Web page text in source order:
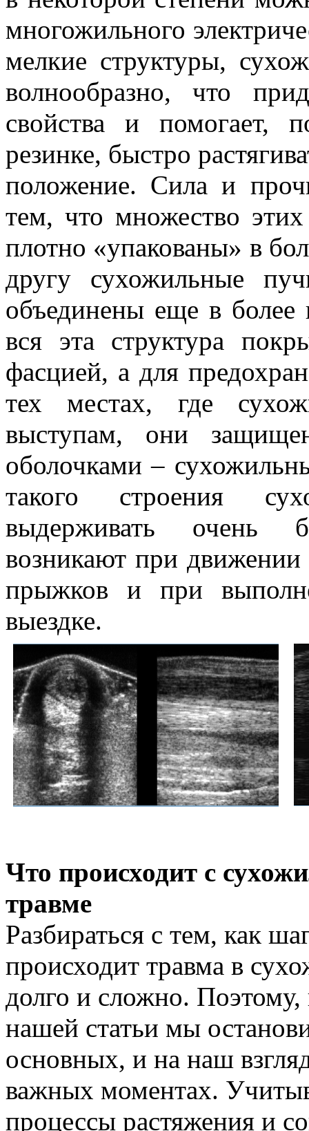
многожильного
мелкие структуры,
волнообразно, что
свойства и помогает,
резинке, быстро
положение. Сила и
тем, что множество
плотно «упакованы» в
другу сухожильные
объединены еще в
вся эта структура
фасцией, а для
тех местах, где
выступам, они
оболочками –
такого строения
выдерживать очень
возникают при
прыжков и при
выездке.
Что происходит с
травме
Разбираться с тем, как
происходит травма в
долго и сложно. Поэтому,
нашей статьи мы
основных, и на наш
важных моментах.
процессы растяжения и